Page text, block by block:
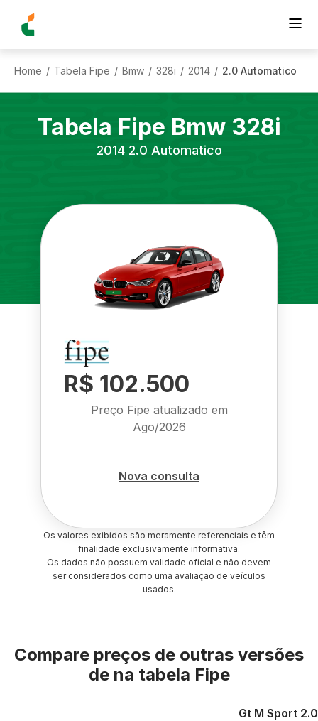
Home / Tabela Fipe / Bmw / 328i / 2014 / 2.0 Automatico
Tabela Fipe Bmw 328i
2014 2.0 Automatico
R$ 102.500
Preço Fipe atualizado em
Ago/2026
Nova consulta
Os valores exibidos são meramente referenciais e têm
finalidade exclusivamente informativa.
Os dados não possuem validade oficial e não devem
ser considerados como uma avaliação de veículos
usados.
Compare preços de outras versões
de na tabela Fipe
Gt M Sport 2.0